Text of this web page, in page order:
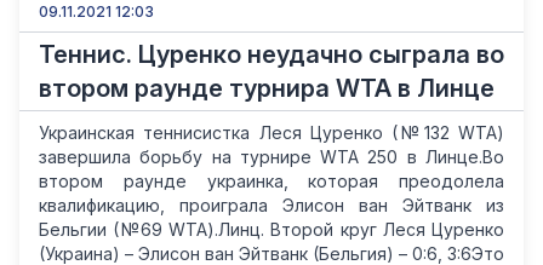
09.11.2021 12:03
Теннис. Цуренко неудачно сыграла во
втором раунде турнира WTA в Линце
Украинская теннисистка Леся Цуренко (№132 WTA)
завершила борьбу на турнире WTA 250 в Линце.Во
втором раунде украинка, которая преодолела
квалификацию, проиграла Элисон ван Эйтванк из
Бельгии (№69 WTA).Линц. Второй круг Леся Цуренко
(Украина) – Элисон ван Эйтванк (Бельгия) – 0:6, 3:6Это